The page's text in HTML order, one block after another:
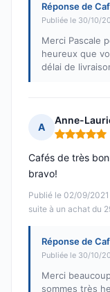
Réponse de
Publiée le 30/10/
Merci Pascale
heureux que
délai de
A
Anne-
Note : 5 sur
Publié le 02/09/
suite à un achat du
Cafés de très
bravo!
Réponse de
Publiée le 30/10/
Merci
sommes très